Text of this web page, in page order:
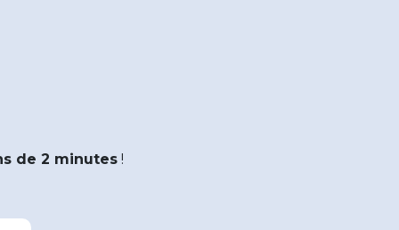
de 2 minutes !